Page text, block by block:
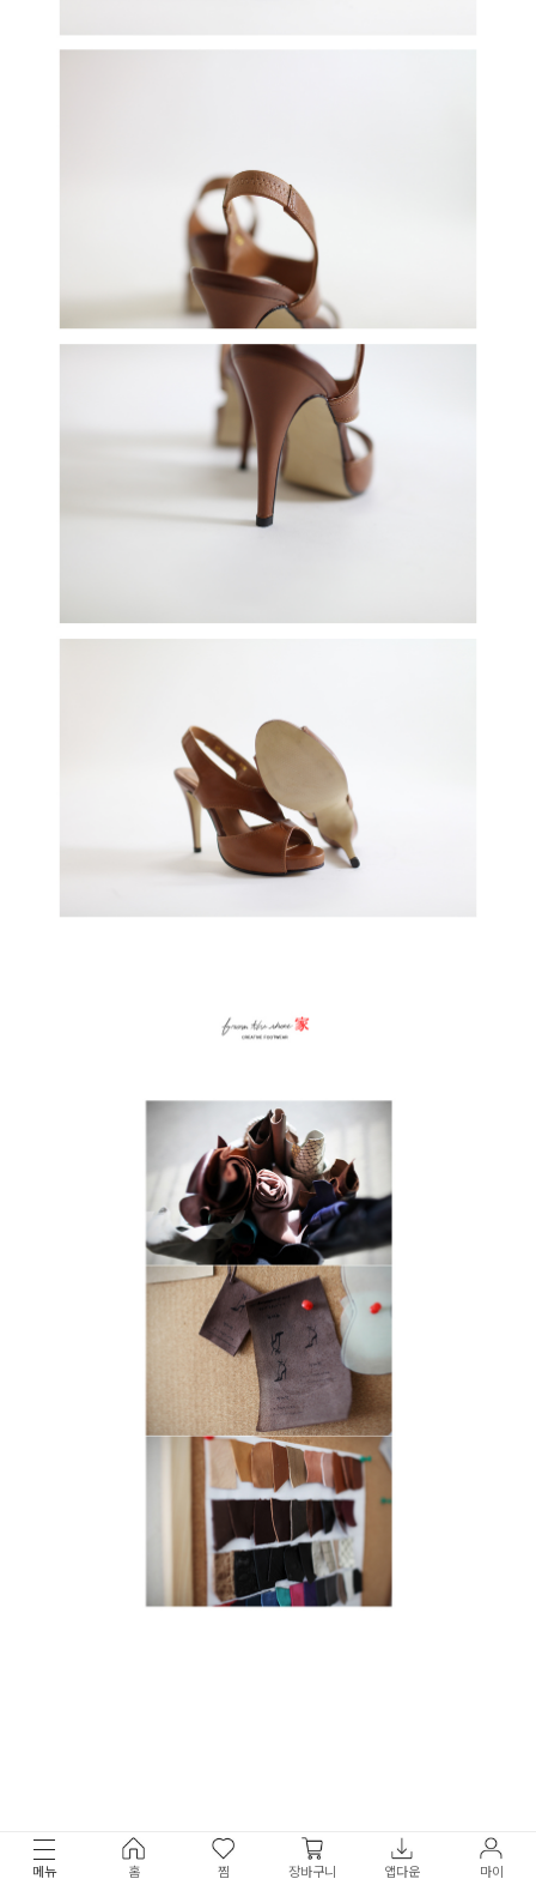
메뉴 홈 찜 장바구니 앱다운 마이